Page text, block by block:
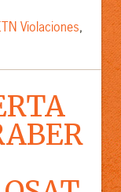
Violaciones,